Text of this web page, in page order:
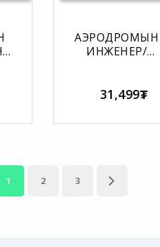
AЭРОДРОМЫН
ИНЖЕНЕР/
ТОДОРХОЙЛОЛТ
31,499₮
1 2 3